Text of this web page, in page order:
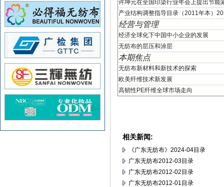
许坤元在全国印染行业年会上提出节能
产业结构调整指导目录（2011年本）
经营与管理
经济全球化下中国中小企业的发展
无纺布的层压和涂层
本期焦点
无纺布新材料和新技术的探索
欧美纤维技术新发展
高韧性PE纤维全球市场走向
相关新闻:
《广东无纺布》2024-04目录
广东无纺布2012-03目录
广东无纺布2012-02目录
广东无纺布2012-01目录